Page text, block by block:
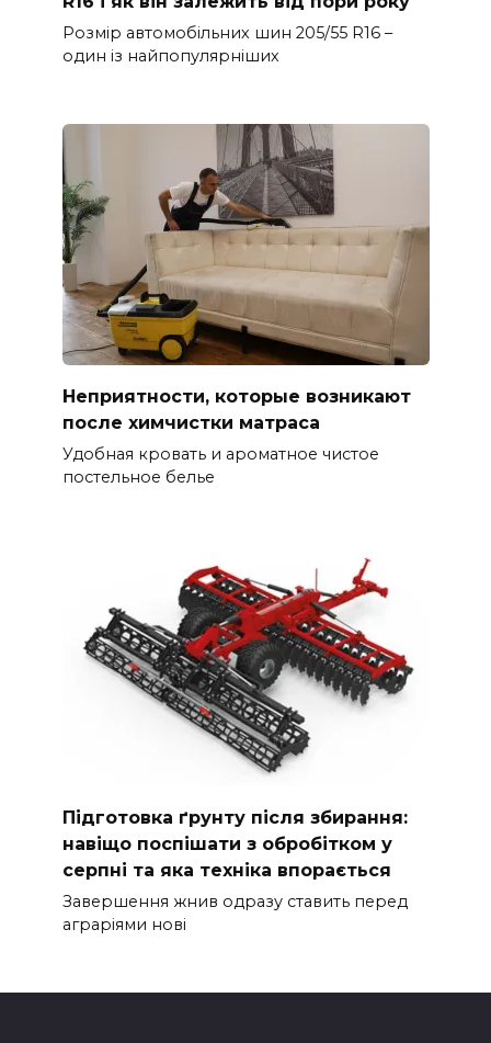
Розмір автомобільних шин 205/55 R16 –
один із найпопулярніших
Неприятности, которые возникают
после химчистки матраса
Удобная кровать и ароматное чистое
постельное белье
Підготовка ґрунту після збирання:
навіщо поспішати з обробітком у
серпні та яка техніка впорається
Завершення жнив одразу ставить перед
аграріями нові